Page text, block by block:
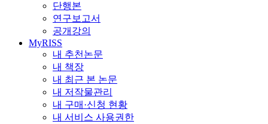
단행본
연구보고서
공개강의
MyRISS
내 추천논문
내 책장
내 최근 본 논문
내 저작물관리
내 구매·신청 현황
내 서비스 사용권한